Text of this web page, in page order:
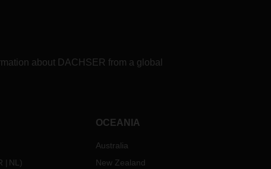
about DACHSER from a global
NL)
OCEANIA
Australia
New Zealand